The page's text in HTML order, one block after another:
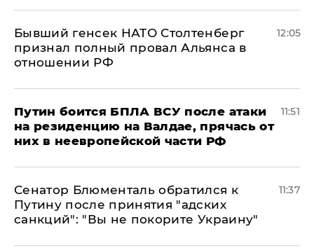
Бывший генсек НАТО Столтенберг
признал полный провал Альянса в
отношении РФ
12:05
Путин боится БПЛА ВСУ после атаки
на резиденцию на Валдае, прячась от
них в неевропейской части РФ
11:51
Сенатор Блюменталь обратился к
Путину после принятия "адских
санкций": "Вы не покорите Украину"
11:37